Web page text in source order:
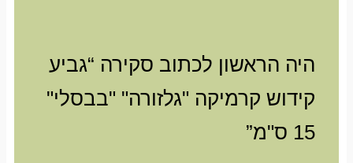
היה הראשון לכתוב סקירה “גביע
קידוש קרמיקה "גלזורה" "בבסלי"
15 ס"מ”